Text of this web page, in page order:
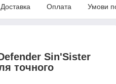
Доставка Оплата Умови
Sin'Sister
точного